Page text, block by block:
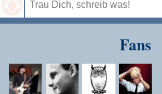
Fans